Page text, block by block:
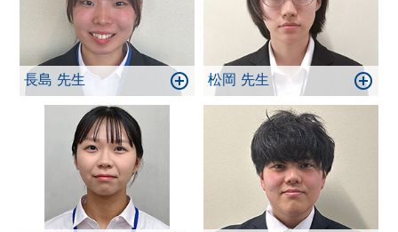
長島 先生 松岡 先生